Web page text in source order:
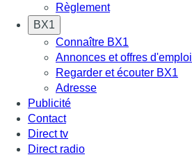
Règlement
BX1
Connaître BX1
Annonces et offres d'emploi
Regarder et écouter BX1
Adresse
Publicité
Contact
Direct tv
Direct radio